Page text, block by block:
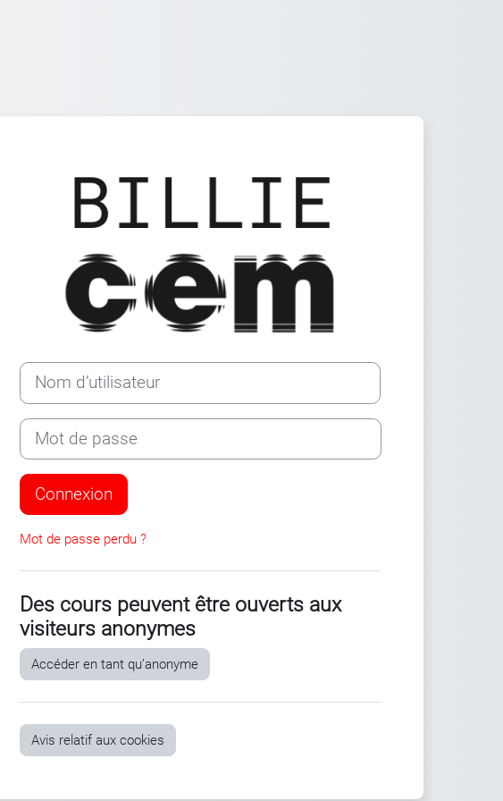
Connexion à Billie
Nom d’utilisateur
Mot de passe
Connexion
Mot de passe perdu ?
Des cours peuvent être ouverts aux
visiteurs anonymes
Accéder en tant qu’anonyme
Avis relatif aux cookies